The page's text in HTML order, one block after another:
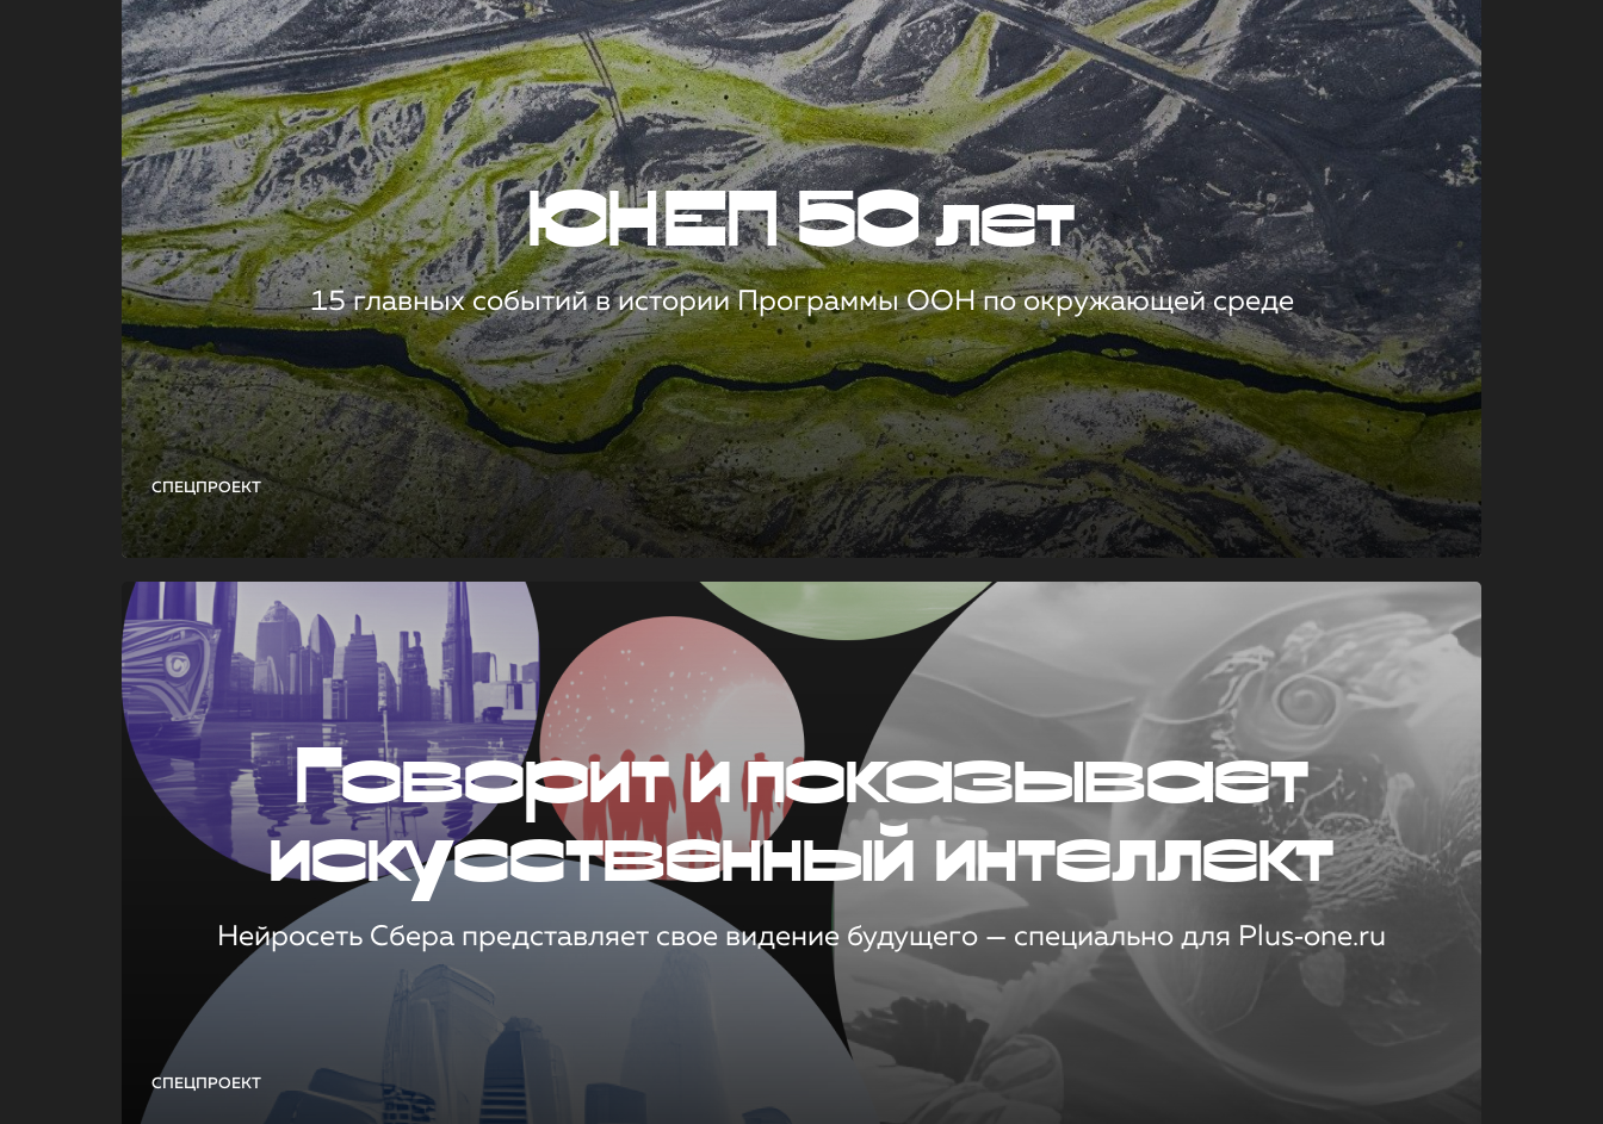
СПЕЦПРОЕКТ
ЮНЕП 50 лет
15 главных событий в истории Программы ООН по окружающей среде
СПЕЦПРОЕКТ
Говорит и показывает
искусственный интеллект
Нейросеть Сбера представляет свое видение будущего — специально для Plus‑one.ru